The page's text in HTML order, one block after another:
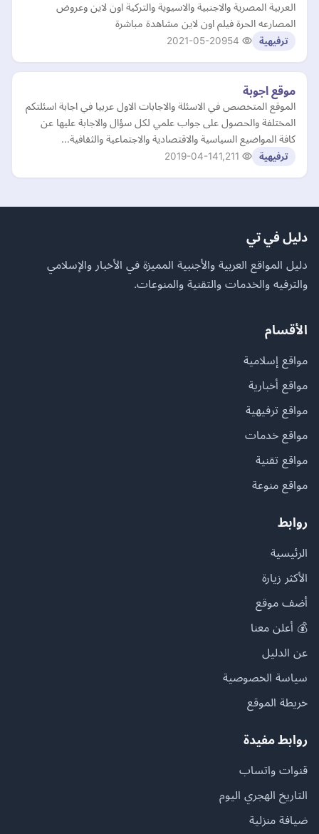
العربية المصرية والاجنبية والاسيوية والتركية اون لاين وعروض
المصارعه الحرة فيلم اون لاين مشاهدة مباشرة
ترفيهية 2021-05-20
موقع اجوبة
الموقع المتخصص في الاسئلة والاجابات الاول عربيا في اجابة اسئلتكم
المختلفة والحصول على جواب علمي لكل سؤال والاجابة عليها عن
كافة المواضيع السياسية والاقتصادية والاجتماعية والثقافية…
ترفيهية 2019-04-14
دليل في تي
دليل المواقع العربية والأجنبية المميزة في الأخبار والإسلامي
والترفيه والخدمات والتقنية والمنوعات.
الأقسام
مواقع إسلامية
مواقع أخبارية
مواقع ترفيهية
مواقع خدمات
مواقع تقنية
مواقع منوعة
روابط
الرئيسية
الأكثر زيارة
أضف موقع
💰 أعلن معنا
عن الدليل
سياسة الخصوصية
خريطة الموقع
روابط مفيدة
قنوات واتساب
التاريخ الهجري اليوم
ضيافة منزلية